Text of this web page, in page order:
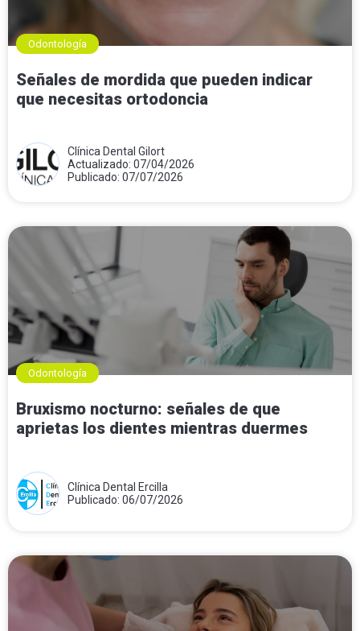
Odontología
Señales de mordida que pueden indicar
que necesitas ortodoncia
Clínica Dental Gilort
Actualizado: 07/04/2026
Publicado: 07/07/2026
Odontología
Bruxismo nocturno: señales de que
aprietas los dientes mientras duermes
Clínica Dental Ercilla
Publicado: 06/07/2026